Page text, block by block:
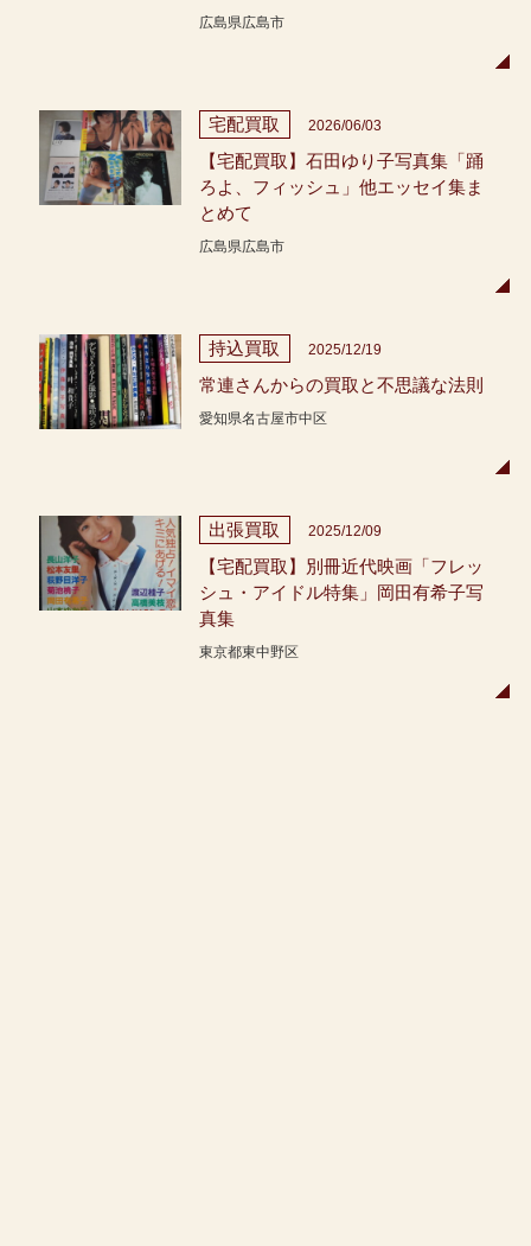
広島県広島市
宅配買取 2026/06/03
【宅配買取】石田ゆり子写真集「踊
ろよ、フィッシュ」他エッセイ集ま
とめて
広島県広島市
持込買取 2025/12/19
常連さんからの買取と不思議な法則
愛知県名古屋市中区
出張買取 2025/12/09
【宅配買取】別冊近代映画「フレッ
シュ・アイドル特集」岡田有希子写
真集
東京都東中野区